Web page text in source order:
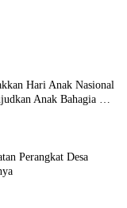
Hari Anak Nasional
Anak Bahagia dan
Perangkat Desa